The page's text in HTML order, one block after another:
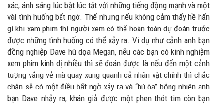
xác, ánh sáng lúc bật lúc tắt với những tiếng động mạnh và một
vài tình huống bất ngờ. Thế nhưng nếu không cảm thấy hề hấn
gì khi xem phim thì người xem có thể hoàn toàn dự đoán trước
được những tình huống có thể xảy ra. Ví dụ như cảnh anh bạn
đồng nghiệp Dave hù dọa Megan, nếu các bạn có kinh nghiệm
xem phim kinh dị nhiều thì sẽ đoán được là nếu đến một cảnh
tượng vắng vẻ mà quay xung quanh cả nhân vật chính thì chắc
chắn sẽ có một điều bất ngờ xảy ra và “hú òa” bỗng nhiên anh
bạn Dave nhảy ra, khán giả được một phen thót tim còn bạn